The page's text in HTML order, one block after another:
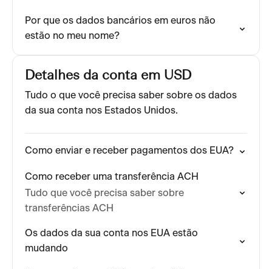
Por que os dados bancários em euros não
estão no meu nome?
Detalhes da conta em USD
Tudo o que você precisa saber sobre os dados
da sua conta nos Estados Unidos.
Como enviar e receber pagamentos dos EUA?
Como receber uma transferência ACH
Tudo que você precisa saber sobre
transferências ACH
Os dados da sua conta nos EUA estão
mudando